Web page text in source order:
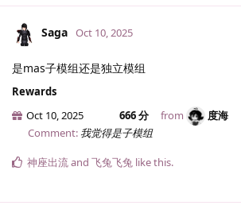
Saga Oct 10, 2025
是mas子模组还是独立模组
Rewards
Oct 10, 2025
666 分 from
度海
Comment: 我觉得是子模组
神座出流and 飞兔飞兔 like this.